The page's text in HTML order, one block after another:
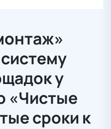
у
«Чистые
сроки к